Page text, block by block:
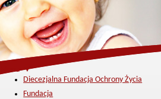
Menu ▼
Diecezjalna Fundacja Ochrony Życia
Fundacja